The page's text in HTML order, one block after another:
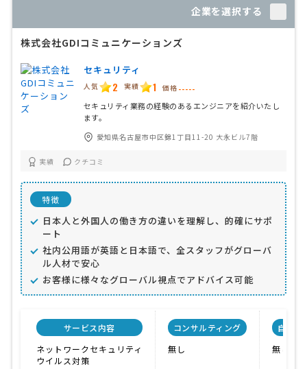
企業を選択する
株式会社GDIコミュニケーションズ
セキュリティ
人気 2 実績 1 価格 -----
セキュリティ業務の経験のあるエンジニアを紹介いたし
ます。
愛知県名古屋市中区錦1丁目11-20 大永ビル7階
実績 クチコミ
特徴
日本人と外国人の働き方の違いを理解し、的確にサポ
ート
社内公用語が英語と日本語で、全スタッフがグローバ
ル人材で安心
お客様に様々なグローバル視点でアドバイス可能
サービス内容
ネットワークセキュリティ
ウイルス対策
コンサルティング
無し
自社セ
無し